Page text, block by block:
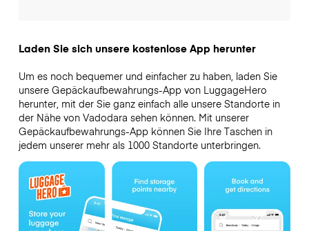
Laden Sie sich unsere kostenlose App herunter
Um es noch bequemer und einfacher zu haben, laden Sie
unsere Gepäckaufbewahrungs-App von LuggageHero
herunter, mit der Sie ganz einfach alle unsere Standorte in
der Nähe von Vadodara sehen können. Mit unserer
Gepäckaufbewahrungs-App können Sie Ihre Taschen in
jedem unserer mehr als 1000 Standorte unterbringen.